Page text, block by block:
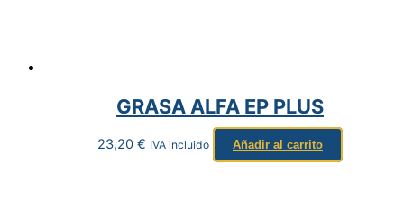
GRASA ALFA EP PLUS
23,20 € IVA incluido Añadir al carrito